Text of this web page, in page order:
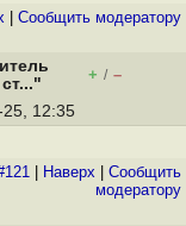
Cообщить модератору
+ / –
25, 12:35
Наверх
Cообщить
модератору